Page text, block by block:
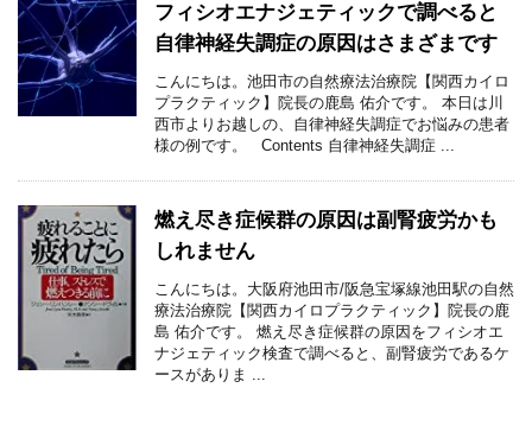
フィシオエナジェティックで調べると
自律神経失調症の原因はさまざまです
こんにちは。池田市の自然療法治療院【関西カイロ
プラクティック】院長の鹿島 佑介です。 本日は川
西市よりお越しの、自律神経失調症でお悩みの患者
様の例です。 Contents 自律神経失調症 ...
燃え尽き症候群の原因は副腎疲労かも
しれません
こんにちは。大阪府池田市/阪急宝塚線池田駅の自然
療法治療院【関西カイロプラクティック】院長の鹿
島 佑介です。 燃え尽き症候群の原因をフィシオエ
ナジェティック検査で調べると、副腎疲労であるケ
ースがありま ...